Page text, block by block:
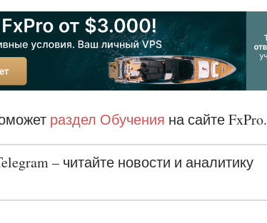
раздел Обучения на сайте FxPro.
– читайте новости и аналитику